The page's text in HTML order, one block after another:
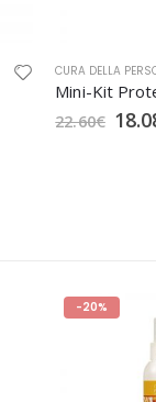
DELLA PERSONA BIO,
CURA DELLA
Mini-Kit
22.60€
-20%